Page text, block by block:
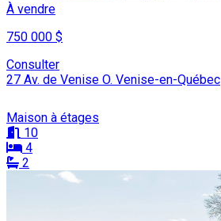
À vendre
750 000 $
Consulter
27 Av. de Venise O. Venise-en-Québec
Maison à étages
10
4
2